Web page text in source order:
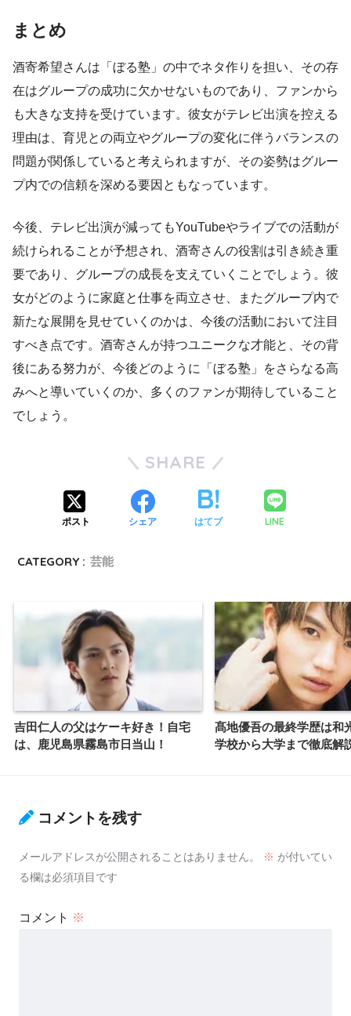
まとめ
酒寄希望さんは「ぼる塾」の中でネタ作りを担い、その存
在はグループの成功に欠かせないものであり、ファンから
も大きな支持を受けています。彼女がテレビ出演を控える
理由は、育児との両立やグループの変化に伴うバランスの
問題が関係していると考えられますが、その姿勢はグルー
プ内での信頼を深める要因ともなっています。
今後、テレビ出演が減ってもYouTubeやライブでの活動が
続けられることが予想され、酒寄さんの役割は引き続き重
要であり、グループの成長を支えていくことでしょう。彼
女がどのように家庭と仕事を両立させ、またグループ内で
新たな展開を見せていくのかは、今後の活動において注目
すべき点です。酒寄さんが持つユニークな才能と、その背
後にある努力が、今後どのように「ぼる塾」をさらなる高
みへと導いていくのか、多くのファンが期待していること
でしょう。
SHARE
ポスト シェア はてブ LINE
CATEGORY : 芸能
吉田仁人の父はケーキ好き！自宅
は、鹿児島県霧島市日当山！
髙地優吾の最終学歴は和
学校から大学まで徹底解
コメントを残す
メールアドレスが公開されることはありません。 ※ が付いてい
る欄は必須項目です
コメント ※